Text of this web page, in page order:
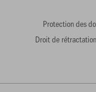
Protection des
Droit de rétractation